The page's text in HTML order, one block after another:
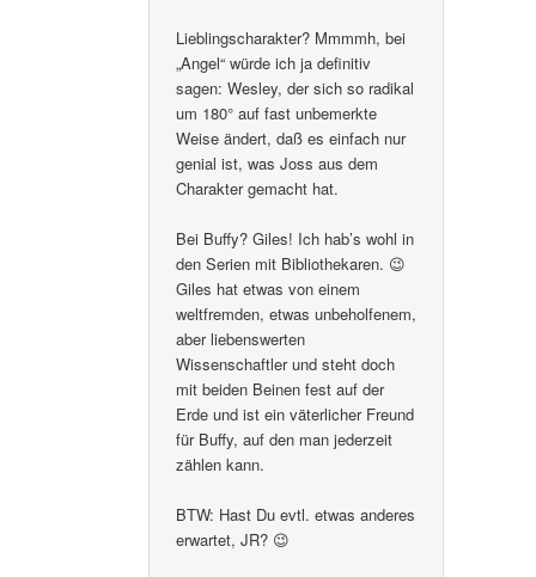
Lieblingscharakter? Mmmmh, bei
„Angel“ würde ich ja definitiv
sagen: Wesley, der sich so radikal
um 180° auf fast unbemerkte
Weise ändert, daß es einfach nur
genial ist, was Joss aus dem
Charakter gemacht hat.
Bei Buffy? Giles! Ich hab’s wohl in
den Serien mit Bibliothekaren. 😉
Giles hat etwas von einem
weltfremden, etwas unbeholfenem,
aber liebenswerten
Wissenschaftler und steht doch
mit beiden Beinen fest auf der
Erde und ist ein väterlicher Freund
für Buffy, auf den man jederzeit
zählen kann.
BTW: Hast Du evtl. etwas anderes
erwartet, JR? 😉